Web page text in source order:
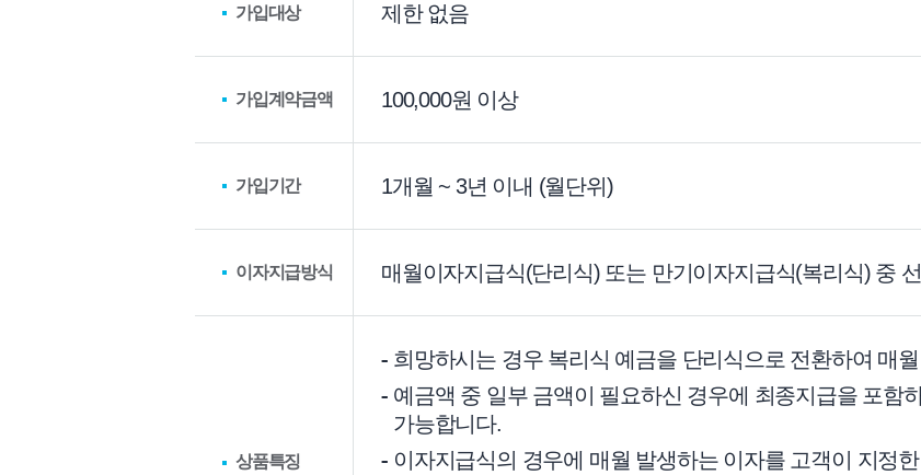
가입대상 제한 없음
가입계약금액 100,000원 이상
가입기간 1개월 ~ 3년 이내 (월단위)
이자지급방식 매월이자지급식(단리식) 또는 만기이자지급식(복리식) 중
상품특징
희망하시는 경우 복리식 예금을 단리식으로 전환하여 매
예금액 중 일부 금액이 필요하신 경우에 최종지급을 포함
가능합니다.
이자지급식의 경우에 매월 발생하는 이자를 고객이 지정